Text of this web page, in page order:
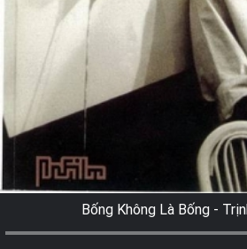
Bống Không Là Bống -